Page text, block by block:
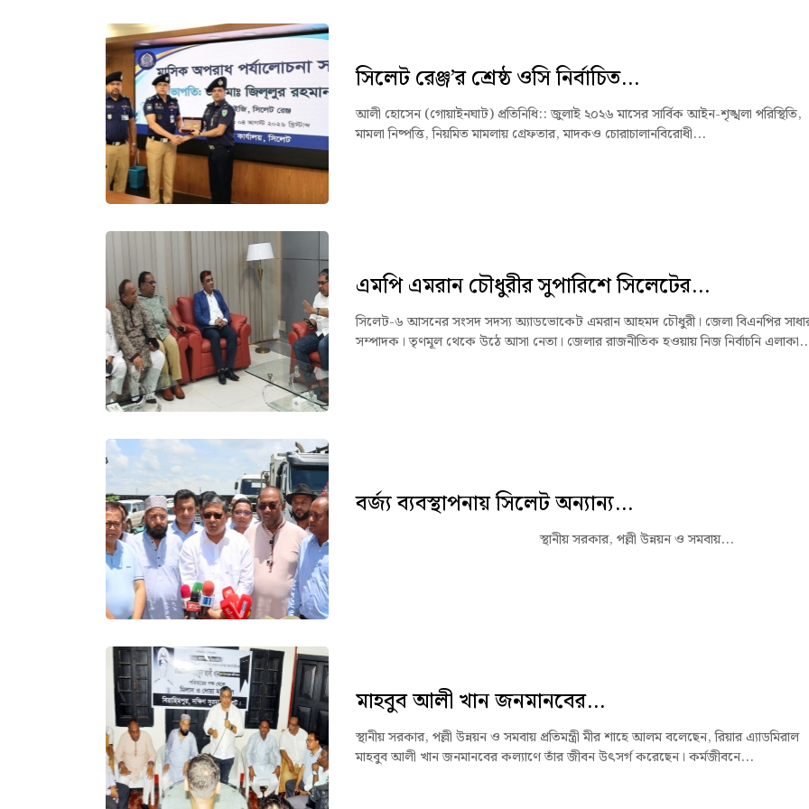
সিলেট রেঞ্জ’র শ্রেষ্ঠ ওসি নির্বাচিত...
আলী হোসেন (গোয়াইনঘাট) প্রতিনিধি:: ‎জুলাই ২০২৬ মাসের সার্বিক আইন-শৃঙ্খলা পরিস্থিতি,
মামলা নিষ্পত্তি, নিয়মিত মামলায় গ্রেফতার, মাদকও চোরাচালানবিরোধী...
এমপি এমরান চৌধুরীর সুপারিশে সিলেটের...
সিলেট-৬ আসনের সংসদ সদস্য অ্যাডভোকেট এমরান আহমদ চৌধুরী। জেলা বিএনপির
সম্পাদক। তৃণমূল থেকে উঠে আসা নেতা। জেলার রাজনীতিক হওয়ায় নিজ নির্বাচনি
বর্জ্য ব্যবস্থাপনায় সিলেট অন্যান্য...
স্থানীয় সরকার, পল্লী উন্নয়ন ও সমবায়...
মাহবুব আলী খান জনমানবের...
স্থানীয় সরকার, পল্লী উন্নয়ন ও সমবায় প্রতিমন্ত্রী মীর শাহে আলম বলেছেন, রিয়ার এ্যাডমিরাল
মাহবুব আলী খান জনমানবের কল্যাণে তাঁর জীবন উৎসর্গ করেছেন। কর্মজীবনে...